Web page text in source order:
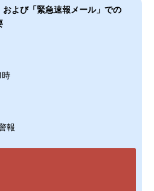
よび「緊急速報メール」での
時
報